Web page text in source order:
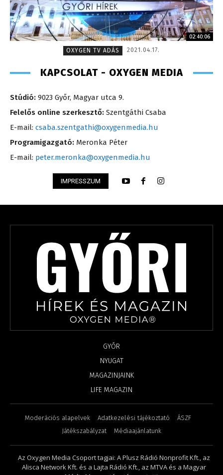
02:40:06
OXYGEN TV ADÁS
2021.04.17.
KAPCSOLAT - OXYGEN MEDIA
Stúdió: 9023 Győr, Magyar utca 9.
Felelős online szerkesztő: Szentgáthi Csaba
E-mail: csaba.szentgathi@oxygenmedia.hu
Programigazgató: Meronka Péter
E-mail: peter.meronka@oxygenmedia.hu
IMPRESSZUM
GYŐR
NYUGAT
MAGAZINJAINK
LIFE MAGAZIN
Moderációs alapelvek Adatkezelési tájékoztató
ÁSZF
Játékszabályzat
Médiaajánlatunk
Az Oxygen Media Csoport tagjai: A Plusz Rádió Nonprofit Kft., az
Alisca Network Kft. és a Lajta Rádió Kft., az MTVA és a Magyar